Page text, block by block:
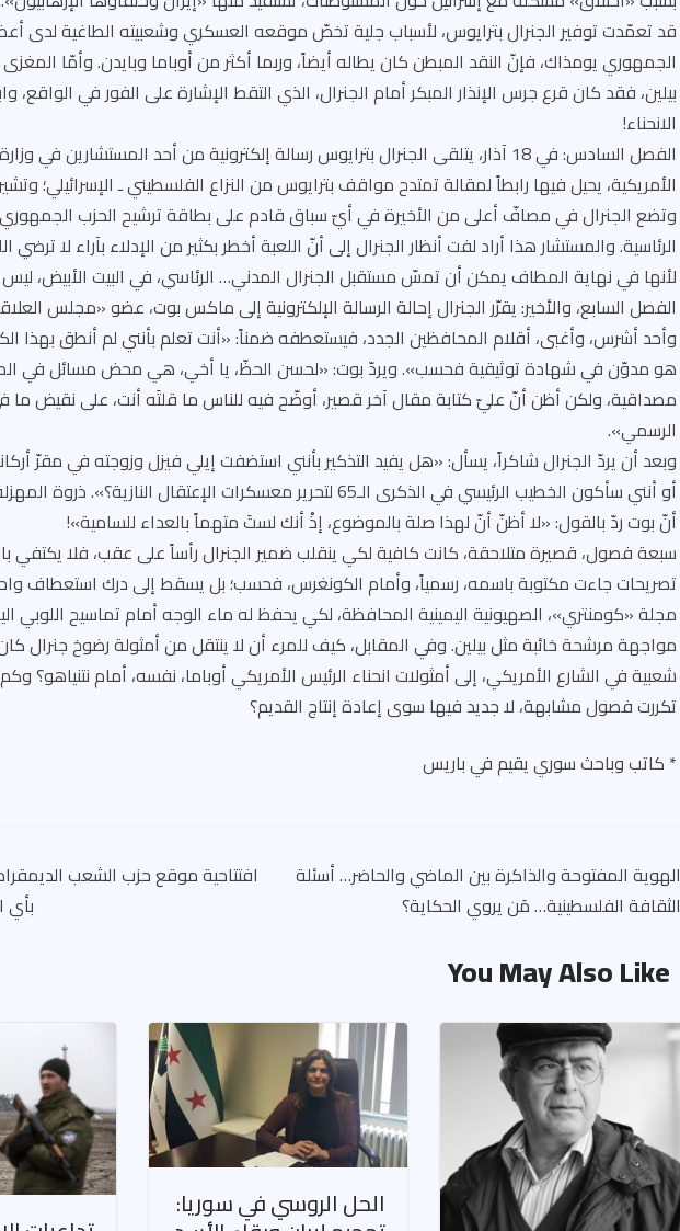
قد تعمّدت توفير الجنرال بترايوس، لأسباب جلية تخصّ موقعه العسكري وشعبيته الطاغية لدى
الجمهوري يومذاك، فإنّ النقد المبطن كان يطاله أيضاً، وربما أكثر من أوباما وبايدن. وأمّا
بيلين، فقد كان قرع جرس الإنذار المبكر أمام الجنرال، الذي التقط الإشارة على الفور في الواقع،
الانحناء!
الفصل السادس: في 18 آذار، يتلقى الجنرال بترايوس رسالة إلكترونية من أحد المستشارين في
الأمريكية، يحيل فيها رابطاً لمقالة تمتدح مواقف بترايوس من النزاع الفلسطيني ـ الإسرائيلي؛
وتضع الجنرال في مصافّ أعلى من الأخيرة في أيّ سباق قادم على بطاقة ترشيح الحزب الجمهوري
الرئاسية. والمستشار هذا أراد لفت أنظار الجنرال إلى أنّ اللعبة أخطر بكثير من الإدلاء بآراء لا ترضي
لأنها في نهاية المطاف يمكن أن تمسّ مستقبل الجنرال المدني… الرئاسي، في البيت الأبيض،
الفصل السابع، والأخير: يقرّر الجنرال إحالة الرسالة الإلكترونية إلى ماكس بوت، عضو «مجلس
وأحد أشرس، وأغبى، أقلام المحافظين الجدد، فيستعطفه ضمناً: «أنت تعلم بأنني لم أنطق بهذا
هو مدوّن في شهادة توثيقية فحسب». ويردّ بوت: «لحسن الحظّ، يا أخي، هي محض مسائل في
مصداقية، ولكن أظن أنّ عليّ كتابة مقال آخر قصير، أوضّح فيه للناس ما قلتَه أنت، على نقيض ما
الرسمي».
وبعد أن يردّ الجنرال شاكراً، يسأل: «هل يفيد التذكير بأنني استضفت إيلي فيزل وزوجته في مقرّ
أو أنني سأكون الخطيب الرئيسي في الذكرى الـ65 لتحرير معسكرات الإعتقال
أنّ بوت ردّ بالقول: «لا أظنّ أنّ لهذا صلة بالموضوع، إذْ أنك لستَ متهماً بالعداء للسامية»!
سبعة فصول، قصيرة متلاحقة، كانت كافية لكي ينقلب ضمير الجنرال رأساً على عقب، فلا يكتفي
تصريحات جاءت مكتوبة باسمه، رسمياً، وأمام الكونغرس، فحسب؛ بل يسقط إلى درك استعطاف
مجلة «كومنتري»، الصهيونية اليمينية المحافظة، لكي يحفظ له ماء الوجه أمام تماسيح اللوبي
مواجهة مرشحة خائبة مثل بيلين. وفي المقابل، كيف للمرء أن لا ينتقل من أمثولة رضوخ جنرال
شعبية في الشارع الأمريكي، إلى أمثولات انحناء الرئيس الأمريكي أوباما، نفسه، أمام نتنياهو؟
تكررت فصول مشابهة، لا جديد فيها سوى إعادة إنتاج القديم؟
٭ كاتب وباحث سوري يقيم في باريس
الهوية المفتوحة والذاكرة بين الماضي والحاضر… أسئلة
الثقافة الفلسطينية… مَن يروي الحكاية؟
افتتاحية موقع حزب الشعب
بأي
You May Also Like
الحل الروسي في سوريا: